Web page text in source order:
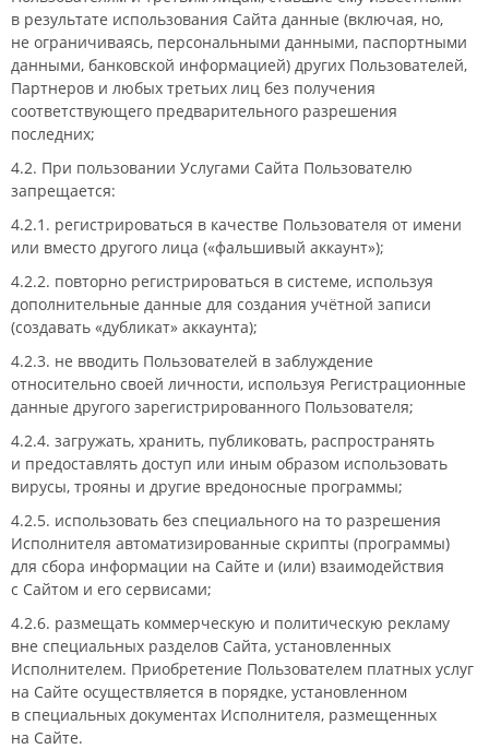
в результате использования Сайта данные (включая, но,
не ограничиваясь, персональными данными, паспортными
данными, банковской информацией) других Пользователей,
Партнеров и любых третьих лиц без получения
соответствующего предварительного разрешения
последних;
4.2. При пользовании Услугами Сайта Пользователю
запрещается:
4.2.1. регистрироваться в качестве Пользователя от имени
или вместо другого лица («фальшивый аккаунт»);
4.2.2. повторно регистрироваться в системе, используя
дополнительные данные для создания учётной записи
(создавать «дубликат» аккаунта);
4.2.3. не вводить Пользователей в заблуждение
относительно своей личности, используя Регистрационные
данные другого зарегистрированного Пользователя;
4.2.4. загружать, хранить, публиковать, распространять
и предоставлять доступ или иным образом использовать
вирусы, трояны и другие вредоносные программы;
4.2.5. использовать без специального на то разрешения
Исполнителя автоматизированные скрипты (программы)
для сбора информации на Сайте и (или) взаимодействия
с Сайтом и его сервисами;
4.2.6. размещать коммерческую и политическую рекламу
вне специальных разделов Сайта, установленных
Исполнителем. Приобретение Пользователем платных услуг
на Сайте осуществляется в порядке, установленном
в специальных документах Исполнителя, размещенных
на Сайте.